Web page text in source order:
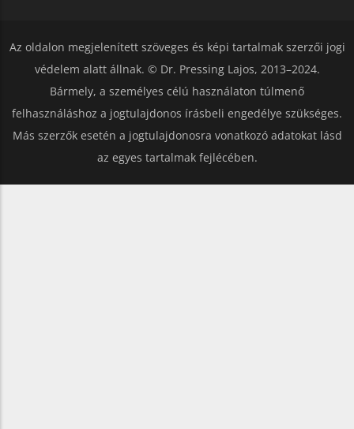
Az oldalon megjelenített szöveges és képi tartalmak szerzői jogi
védelem alatt állnak. © Dr. Pressing Lajos, 2013–2024.
Bármely, a személyes célú használaton túlmenő
felhasználáshoz a jogtulajdonos írásbeli engedélye szükséges.
Más szerzők esetén a jogtulajdonosra vonatkozó adatokat lásd
az egyes tartalmak fejlécében.